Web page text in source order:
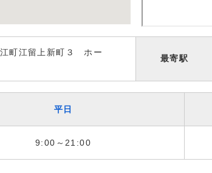
町江留上新町３ ホー
最寄駅
平日
9:00～21:00